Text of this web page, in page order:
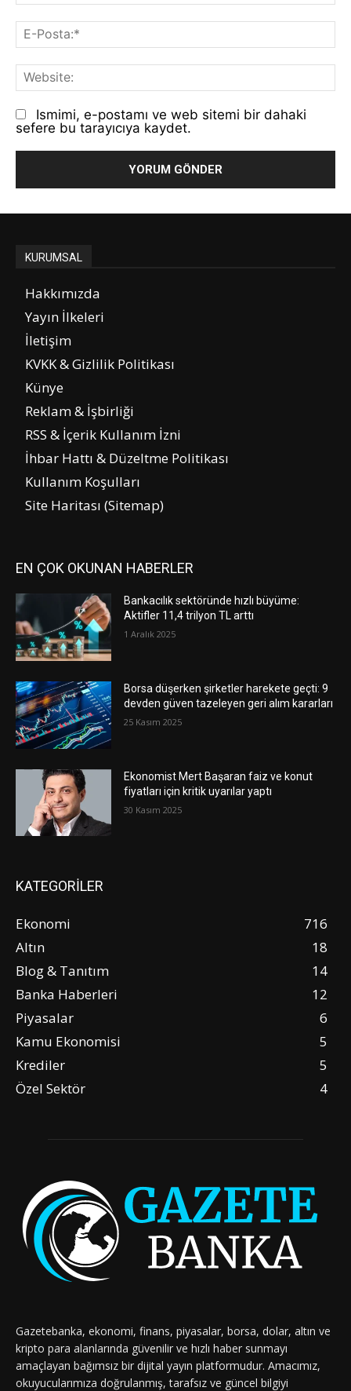
E-
Ismimi, e-postamı ve web sitemi bir dahaki
sefere bu tarayıcıya kaydet.
KURUMSAL
Hakkımızda
Yayın İlkeleri
İletişim
KVKK & Gizlilik Politikası
Künye
Reklam & İşbirliği
RSS & İçerik Kullanım İzni
İhbar Hattı & Düzeltme Politikası
Kullanım Koşulları
Site Haritası (Sitemap)
EN ÇOK OKUNAN HABERLER
Bankacılık sektöründe hızlı büyüme:
Aktifler 11,4 trilyon TL arttı
1 Aralık 2025
Borsa düşerken şirketler harekete geçti: 9
devden güven tazeleyen geri alım kararları
25 Kasım 2025
Ekonomist Mert Başaran faiz ve konut
fiyatları için kritik uyarılar yaptı
30 Kasım 2025
KATEGORİLER
Ekonomi
716
Altın
18
Blog & Tanıtım
14
Banka Haberleri
12
Piyasalar
6
Kamu Ekonomisi
5
Krediler
5
Özel Sektör
4
Gazetebanka, ekonomi, finans, piyasalar, borsa, dolar, altın ve
kripto para alanlarında güvenilir ve hızlı haber sunmayı
amaçlayan bağımsız bir dijital yayın platformudur. Amacımız,
okuyucularımıza doğrulanmış, tarafsız ve güncel bilgiyi